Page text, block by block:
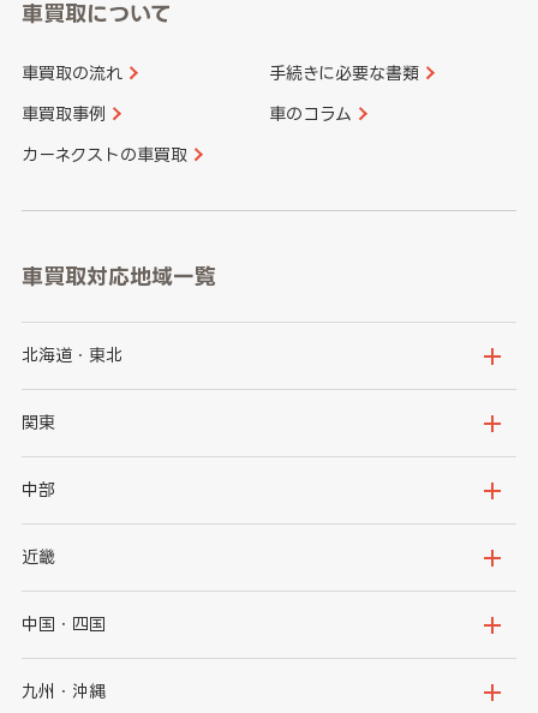
車買取について
車買取の流れ 手続きに必要な書類
車買取事例 車のコラム
カーネクストの車買取
車買取対応地域一覧
北海道・東北
北海道
岩手県
秋田県
関東
茨城県
群馬県
千葉県
神奈川県
中部
新潟県
石川県
山梨県
近畿
大阪府
京都府
中国・四国
鳥取県
九州・沖縄